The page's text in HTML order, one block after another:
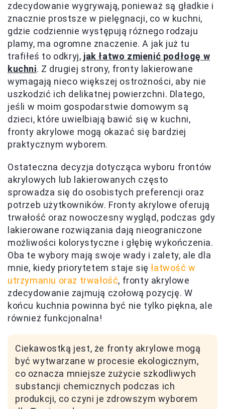
zdecydowanie wygrywają, ponieważ są gładkie i
znacznie prostsze w pielęgnacji, co w kuchni,
gdzie codziennie występują różnego rodzaju
plamy, ma ogromne znaczenie. A jak już tu
trafiłeś to odkryj, jak łatwo zmienić podłogę w
kuchni. Z drugiej strony, fronty lakierowane
wymagają nieco większej ostrożności, aby nie
uszkodzić ich delikatnej powierzchni. Dlatego,
jeśli w moim gospodarstwie domowym są
dzieci, które uwielbiają bawić się w kuchni,
fronty akrylowe mogą okazać się bardziej
praktycznym wyborem.
Ostateczna decyzja dotycząca wyboru frontów
akrylowych lub lakierowanych często
sprowadza się do osobistych preferencji oraz
potrzeb użytkowników. Fronty akrylowe oferują
trwałość oraz nowoczesny wygląd, podczas gdy
lakierowane rozwiązania dają nieograniczone
możliwości kolorystyczne i głębię wykończenia.
Oba te wybory mają swoje wady i zalety, ale dla
mnie, kiedy priorytetem staje sięłatwość w
utrzymaniu oraz trwałość, fronty akrylowe
zdecydowanie zajmują czołową pozycję. W
końcu kuchnia powinna być nie tylko piękna, ale
również funkcjonalna!
Ciekawostką jest, że fronty akrylowe mogą
być wytwarzane w procesie ekologicznym,
co oznacza mniejsze zużycie szkodliwych
substancji chemicznych podczas ich
produkcji, co czyni je zdrowszym wyborem